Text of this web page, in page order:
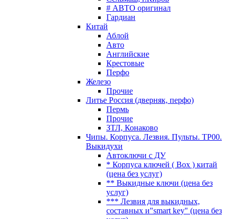
# АВТО оригинал
Гардиан
Китай
Аблой
Авто
Английские
Крестовые
Перфо
Железо
Прочие
Литье Россия (дверняк, перфо)
Пермь
Прочие
ЗТЛ, Конаково
Чипы. Корпуса. Лезвия. Пульты. TP00.
Выкидухи
Автоключи с ДУ
* Корпуса ключей ( Box ) китай
(цена без услуг)
** Выкидные ключи (цена без
услуг)
*** Лезвия для выкидных,
составных и"smart key" (цена без